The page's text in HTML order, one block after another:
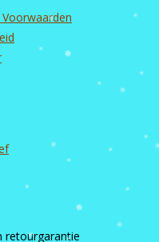
retourgarantie